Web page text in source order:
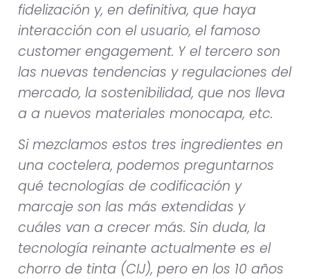
fidelización y, en definitiva, que haya
interacción con el usuario, el famoso
customer engagement. Y el tercero son
las nuevas tendencias y regulaciones del
mercado, la sostenibilidad, que nos lleva
a a nuevos materiales monocapa, etc.
Si mezclamos estos tres ingredientes en
una coctelera, podemos preguntarnos
qué tecnologías de codificación y
marcaje son las más extendidas y
cuáles van a crecer más. Sin duda, la
tecnología reinante actualmente es el
chorro de tinta (CIJ), pero en los 10 años